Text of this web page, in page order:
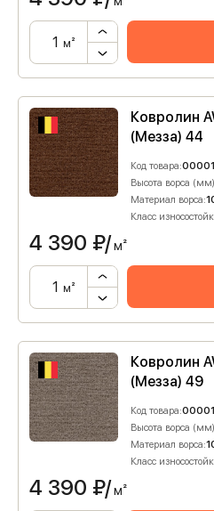
м²
Ковролин
(Мезза) 44
Код товара:
Высота ворса
Материал ворса:
Класс
4 390 ₽/м²
м²
Ковролин
(Мезза) 49
Код товара:
Высота ворса
Материал ворса:
Класс
4 390 ₽/м²